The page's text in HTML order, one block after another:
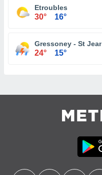
Etroubles
30° 16°
Gressoney - St Jean
24° 15°